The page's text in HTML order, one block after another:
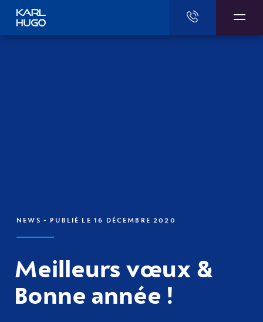
NEWS - PUBLIÉ LE 16 DÉCEMBRE 2020
Meilleurs vœux &
Bonne année !
Karl Hugo